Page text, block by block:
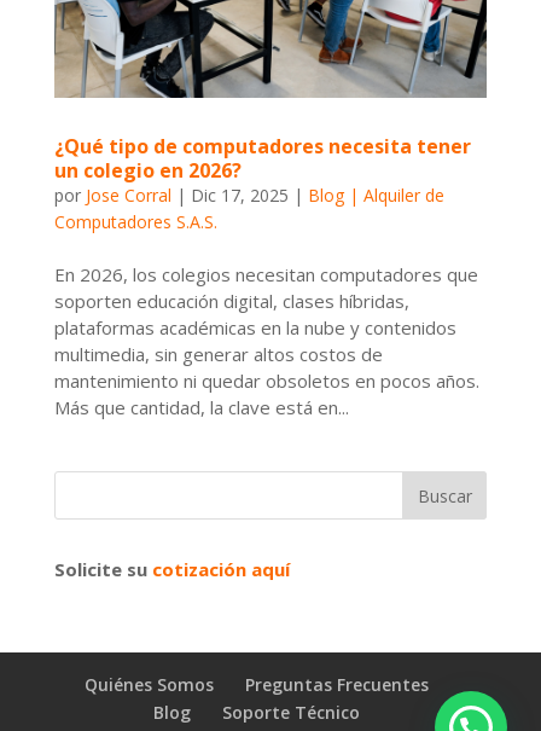
¿Qué tipo de computadores necesita tener
un colegio en 2026?
por Jose Corral | Dic 17, 2025 | Blog | Alquiler de
Computadores S.A.S.
En 2026, los colegios necesitan computadores que
soporten educación digital, clases híbridas,
plataformas académicas en la nube y contenidos
multimedia, sin generar altos costos de
mantenimiento ni quedar obsoletos en pocos años.
Más que cantidad, la clave está en...
Solicite su cotización aquí
Quiénes Somos
Preguntas Frecuentes
Blog
Soporte Técnico